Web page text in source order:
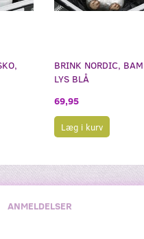
BRINK NORDIC,
LYS BLÅ
69,95
Læg i kurv
ANMELDELSER